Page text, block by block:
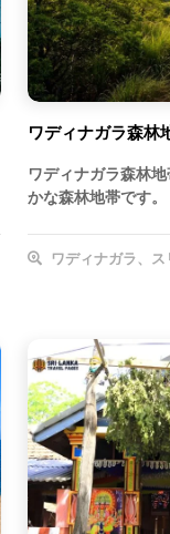
ワディナガラ森林
ワディナガラ森林
かな森林地帯です。
ワディナガラ、ス